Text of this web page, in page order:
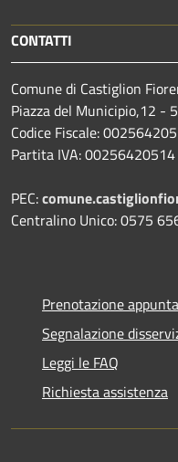
CONTATTI
Comune di Castiglion
Piazza del Municipio,12 -
Codice Fiscale:
Partita IVA: 00256420514
PEC:
Centralino Unico: 0575
Prenotazione
Segnalazione
Leggi le FAQ
Richiesta assistenza